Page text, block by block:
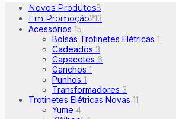
Novos Produtos8
Em Promoção213
Acessórios 15
Bolsas Trotinetes Elétricas 1
Cadeados 3
Capacetes 6
Ganchos 1
Punhos 1
Transformadores 3
Trotinetes Elétricas Novas 11
Yume 4